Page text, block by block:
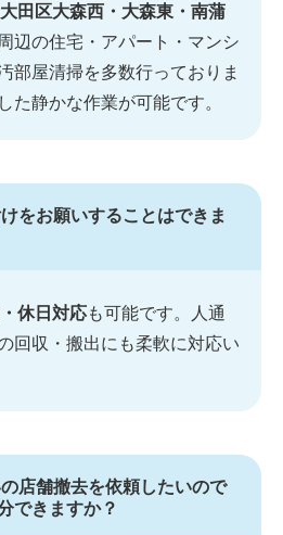
田区大森西・大森東・南蒲
周辺の住宅・アパート・マンシ
部屋清掃を多数行っておりま
た静かな作業が可能です。
をお願いすることはできま
休日対応も可能です。人通
回収・搬出にも柔軟に対応い
店舗撤去を依頼したいので
できますか？